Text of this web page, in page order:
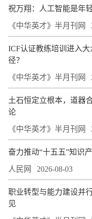
祝万翔：人工智能是年
《中华英才》半月刊网
ICF认证教练培训进入
径？
《中华英才》半月刊网
土石恒定立根本，道
论
《中华英才》半月刊网
奋力推动“十五五”知识
人民网 2026-08-03
职业转型与能力建设并
见